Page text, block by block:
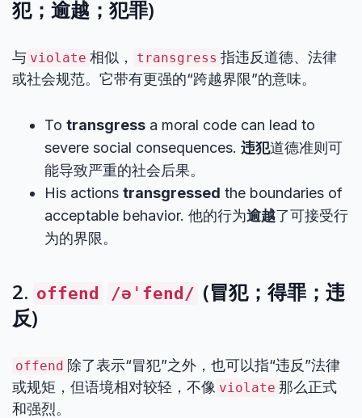
犯；逾越；犯罪)
与 violate 相似， transgress 指违反道德、法律
或社会规范。它带有更强的“跨越界限”的意味。
To transgress a moral code can lead to
severe social consequences. 违犯道德准则可
能导致严重的社会后果。
His actions transgressed the boundaries of
acceptable behavior. 他的行为逾越了可接受行
为的界限。
2. offend /əˈfend/ (冒犯；得罪；违
反)
offend 除了表示“冒犯”之外，也可以指“违反”法律
或规矩，但语境相对较轻，不像 violate 那么正式
和强烈。